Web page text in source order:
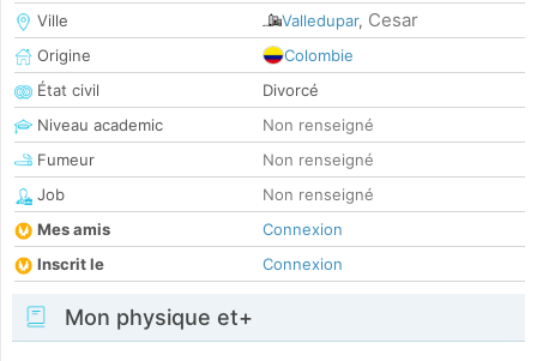
Ville
Valledupar, Cesar
Origine
Colombie
État civil
Divorcé
Niveau academic
Non renseigné
Fumeur
Non renseigné
Job
Non renseigné
Mes amis
Connexion
Inscrit le
Connexion
Mon physique et+